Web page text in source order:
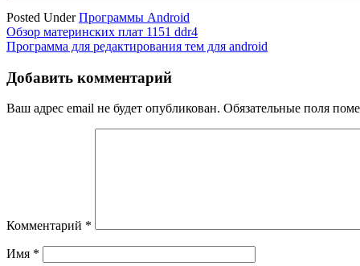
Posted UnderПрограммы Android
Навигация
по
записям
Обзор материнских плат 1151 ddr4
Программа для редактирования тем для android
Добавить комментарий
Ваш адрес email не будет опубликован. Обязательные поля
Комментарий *
Имя *